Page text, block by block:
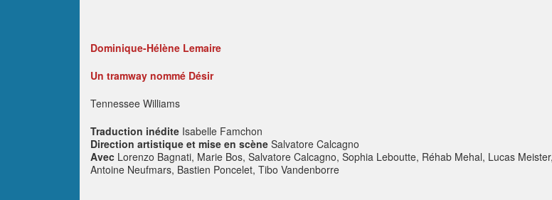
Dominique-Hélène Lemaire
Un tramway nommé Désir
Tennessee Williams
Traduction inédite Isabelle Famchon
Direction artistique et mise en scène Salvatore Calcagno
Avec Lorenzo Bagnati, Marie Bos, Salvatore Calcagno, Sophia Leboutte, Réhab Mehal, Lucas
Antoine Neufmars, Bastien Poncelet, Tibo Vandenborre